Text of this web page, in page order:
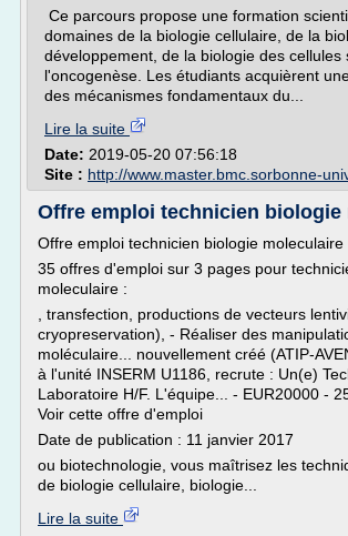
Ce parcours propose une formation
domaines de la biologie cellulaire, de la
développement, de la biologie des cellules
l'oncogenèse. Les étudiants acquièrent
des mécanismes fondamentaux du...
Lire la suite
Date: 2019-05-20 07:56:18
Site : http://www.master.bmc.sorbonne-
Offre emploi technicien biologie
Offre emploi technicien biologie moleculaire
35 offres d'emploi sur 3 pages pour
moleculaire :
, transfection, productions de vecteurs
cryopreservation), - Réaliser des
moléculaire... nouvellement créé (ATIP-
à l'unité INSERM U1186, recrute : Un(e)
Laboratoire H/F. L'équipe... - EUR20000 -
Voir cette offre d'emploi
Date de publication : 11 janvier 2017
ou biotechnologie, vous maîtrisez les
de biologie cellulaire, biologie...
Lire la suite